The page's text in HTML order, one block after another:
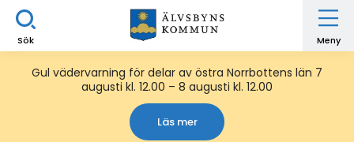
Sök Meny
Gul vädervarning för delar av östra Norrbottens län 7
augusti kl. 12.00 – 8 augusti kl. 12.00
Läs mer